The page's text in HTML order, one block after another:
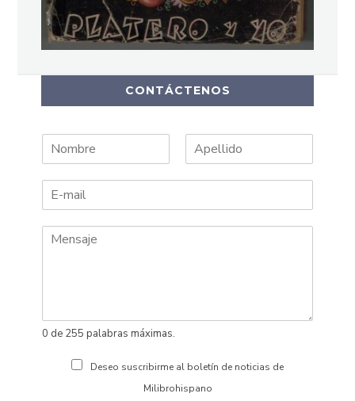
CONTÁCTENOS
o
b
p
l
0 de 255 palabras máximas.
Deseo suscribirme al boletín de noticias de
Milibrohispano